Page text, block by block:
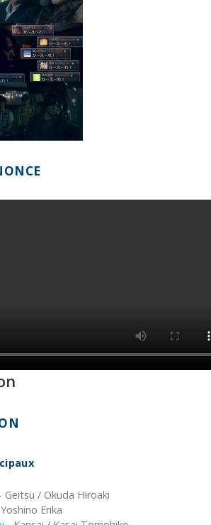
- Geitsu / Okuda Hiroaki
Erika